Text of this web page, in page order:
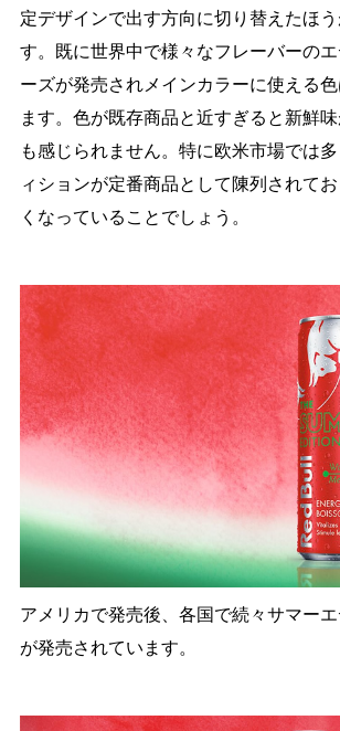
定デザインで出す方向に切り替えたほ
す。既に世界中で様々なフレーバーの
ーズが発売されメインカラーに使える
ます。色が既存商品と近すぎると新鮮
も感じられません。特に欧米市場では
ィションが定番商品として陳列されて
くなっていることでしょう。
アメリカで発売後、各国で続々サマー
が発売されています。